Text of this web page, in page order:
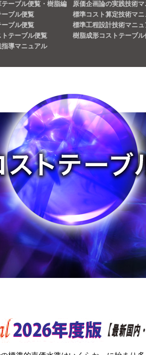
ーブル便覧・樹脂編 原価企画論の実践技術
ブル便覧 標準コスト算定技術マニ
ブル便覧 標準工程設計技術マニ
テーブル便覧 樹脂成形コストテーブル
導マニュアル